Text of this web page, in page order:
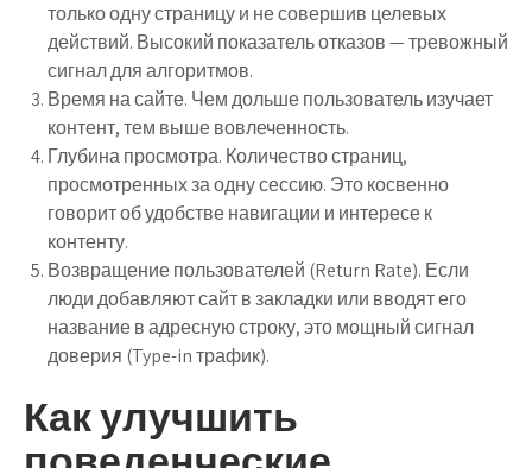
только одну страницу и не совершив целевых
действий. Высокий показатель отказов — тревожный
сигнал для алгоритмов.
Время на сайте. Чем дольше пользователь изучает
контент, тем выше вовлеченность.
Глубина просмотра. Количество страниц,
просмотренных за одну сессию. Это косвенно
говорит об удобстве навигации и интересе к
контенту.
Возвращение пользователей (Return Rate). Если
люди добавляют сайт в закладки или вводят его
название в адресную строку, это мощный сигнал
доверия (Type-in трафик).
Как улучшить